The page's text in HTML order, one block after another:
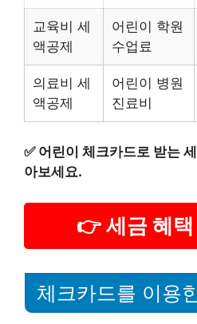
교육비 세
액공제
어린이 학원
수업료
의료비 세
액공제
어린이 병원
진료비
✅ 어린이 체크카드로 받는
아보세요.
👉 세금 혜
체크카드를 이용